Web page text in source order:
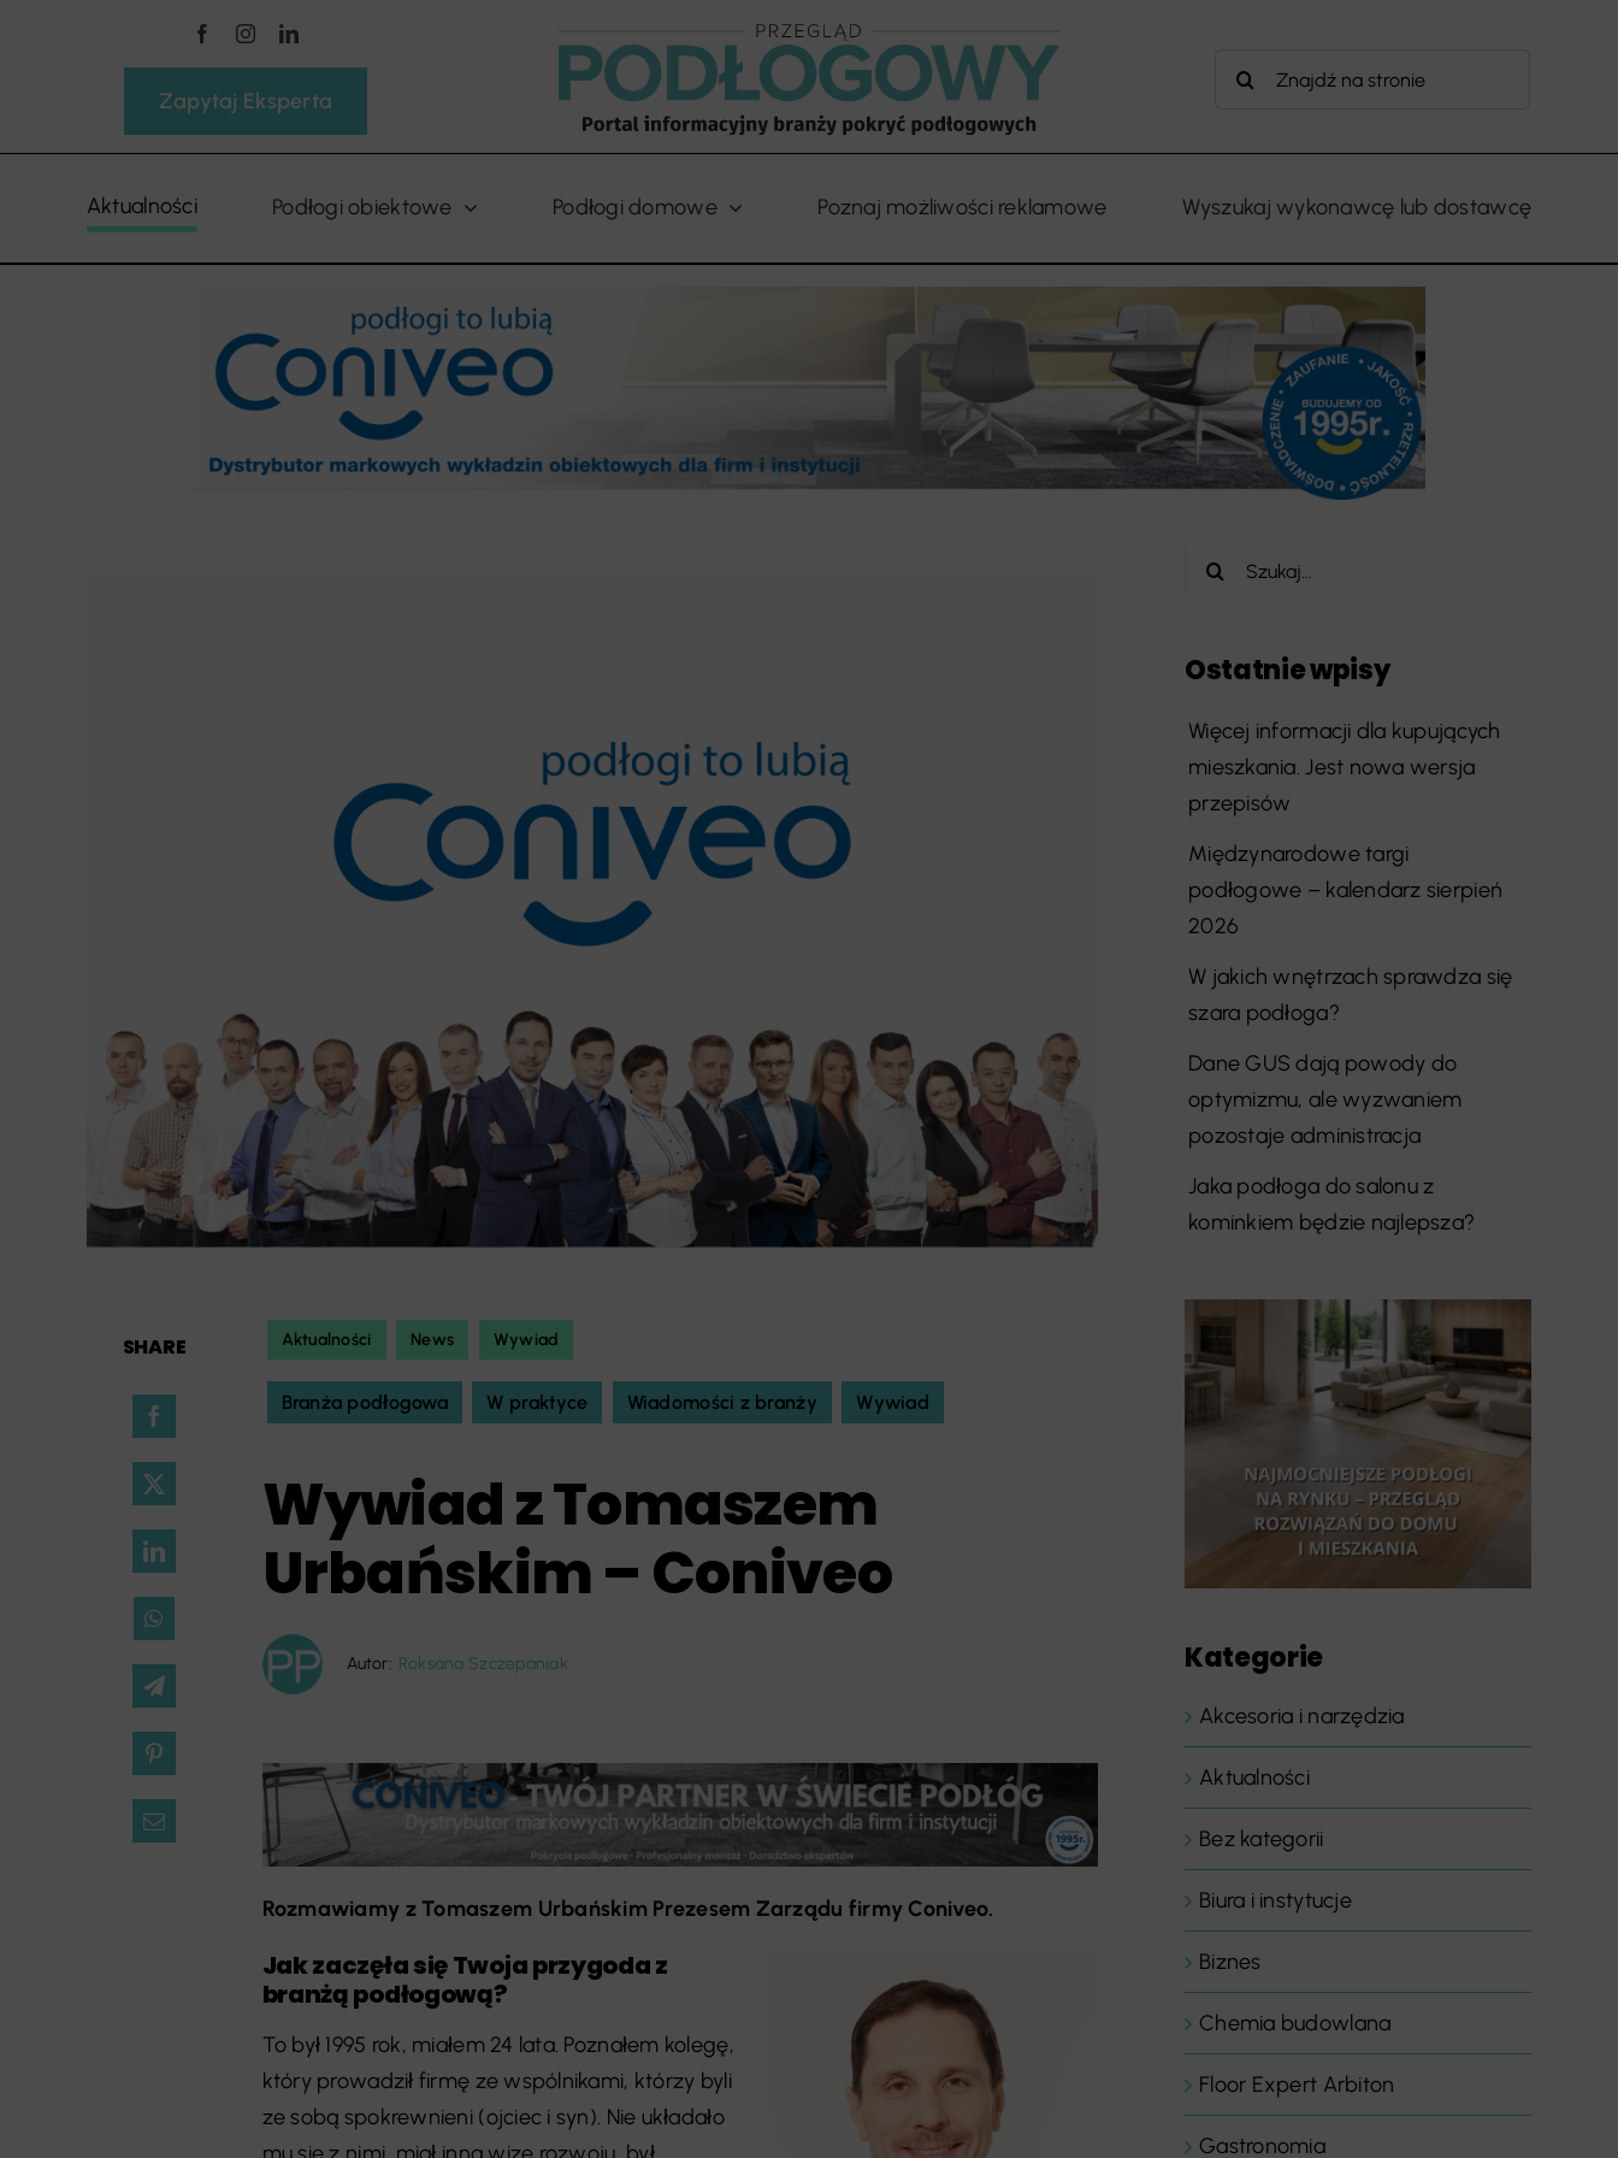
Zapytaj Eksperta
Szukaj
Aktualności Podłogi obiektowe Podłogi domowe Poznaj możliwości reklamowe Wyszukaj wykonawcę lub dostawcę
SHARE Aktualności News Wywiad
Branża podłogowa W praktyce Wiadomości z branży Wywiad
Wywiad z Tomaszem
Urbańskim – Coniveo
Autor: Roksana Szczepaniak
Rozmawiamy z Tomaszem Urbańskim Prezesem Zarządu firmy Coniveo.
Jak zaczęła się Twoja przygoda z
branżą podłogową?
To był 1995 rok, miałem 24 lata. Poznałem kolegę,
który prowadził firmę ze wspólnikami, którzy byli
ze sobą spokrewnieni (ojciec i syn). Nie układało
Szukaj
Ostatnie wpisy
Więcej informacji dla kupujących
mieszkania. Jest nowa wersja
przepisów
Międzynarodowe targi
podłogowe – kalendarz sierpień
2026
W jakich wnętrzach sprawdza się
szara podłoga?
Dane GUS dają powody do
optymizmu, ale wyzwaniem
pozostaje administracja
Jaka podłoga do salonu z
kominkiem będzie najlepsza?
Kategorie
Akcesoria i narzędzia
Aktualności
Bez kategorii
Biura i instytucje
Biznes
Chemia budowlana
Floor Expert Arbiton
Gastronomia